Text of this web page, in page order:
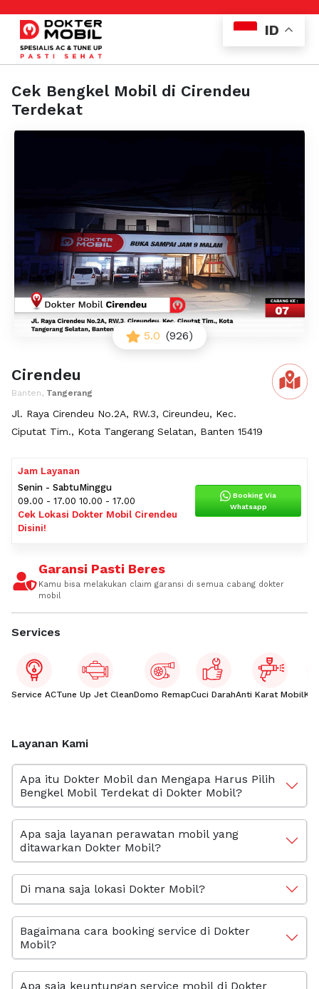
Cek Bengkel Mobil di Cirendeu
Terdekat
5.0 (926)
Cirendeu
Banten, Tangerang
Jl. Raya Cirendeu No.2A, RW.3, Cireundeu, Kec.
Ciputat Tim., Kota Tangerang Selatan, Banten 15419
Jam Layanan
Senin - Sabtu
09.00 - 17.00
Minggu
10.00 - 17.00
Cek Lokasi Dokter Mobil Cirendeu
Disini!
Booking Via
Whatsapp
Garansi Pasti Beres
Kamu bisa melakukan claim garansi di semua cabang dokter
mobil
Services
Service ACTune Up Jet CleanDomo RemapCuci DarahAnti Karat Mobil
Layanan Kami
Apa itu Dokter Mobil dan Mengapa Harus Pilih
Bengkel Mobil Terdekat di Dokter Mobil?
Apa saja layanan perawatan mobil yang
ditawarkan Dokter Mobil?
Di mana saja lokasi Dokter Mobil?
Bagaimana cara booking service di Dokter
Mobil?
Apa saja keuntungan service mobil di Dokter
ID